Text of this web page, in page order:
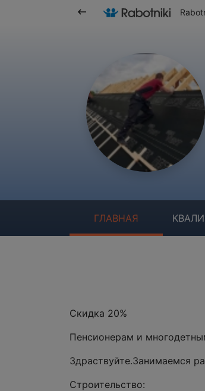
ГЛАВНАЯ
Скидка 20%
Пенсионерам и
Здраствуйте.Зaнимaемся
Стрoительство: